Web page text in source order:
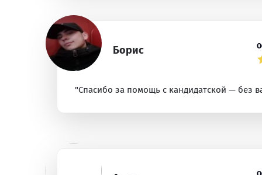
Борис
"Спасибо за помощь с кандидатской — без